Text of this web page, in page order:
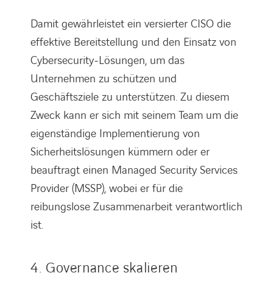
Damit gewährleistet ein versierter CISO die
effektive Bereitstellung und den Einsatz von
Cybersecurity-Lösungen, um das
Unternehmen zu schützen und
Geschäftsziele zu unterstützen. Zu diesem
Zweck kann er sich mit seinem Team um die
eigenständige Implementierung von
Sicherheitslösungen kümmern oder er
beauftragt einen Managed Security Services
Provider (MSSP), wobei er für die
reibungslose Zusammenarbeit verantwortlich
ist.
4. Governance skalieren